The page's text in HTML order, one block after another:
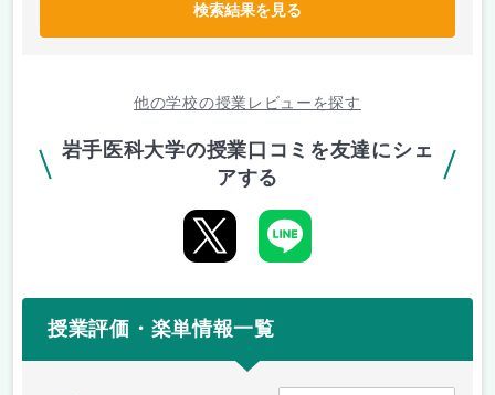
検索結果を見る
他の学校の授業レビューを探す
岩手医科大学の授業口コミを友達にシェ
アする
授業評価・楽単情報一覧